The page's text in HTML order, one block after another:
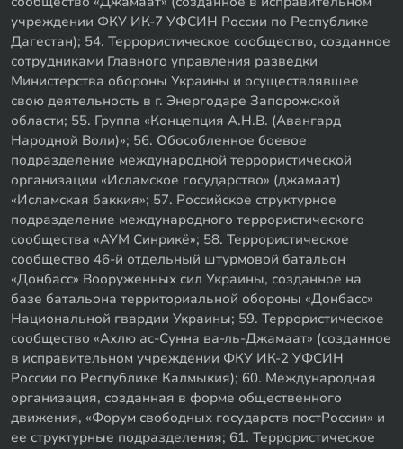
учреждении ФКУ ИК-7 УФСИН России по Республике
Дагестан); 54. Террористическое сообщество, созданное
сотрудниками Главного управления разведки
Министерства обороны Украины и осуществлявшее
свою деятельность в г. Энергодаре Запорожской
области; 55. Группа «Концепция А.Н.В. (Авангард
Народной Воли)»; 56. Обособленное боевое
подразделение международной террористической
организации «Исламское государство» (джамаат)
«Исламская баккия»; 57. Российское структурное
подразделение международного террористического
сообщества «АУМ Синрикё»; 58. Террористическое
сообщество 46-й отдельный штурмовой батальон
«Донбасс» Вооруженных сил Украины, созданное на
базе батальона территориальной обороны «Донбасс»
Национальной гвардии Украины; 59. Террористическое
сообщество «Ахлю ас-Сунна ва-ль-Джамаат» (созданное
в исправительном учреждении ФКУ ИК-2 УФСИН
России по Республике Калмыкия); 60. Международная
организация, созданная в форме общественного
движения, «Форум свободных государств постРоссии» и
ее структурные подразделения; 61. Террористическое